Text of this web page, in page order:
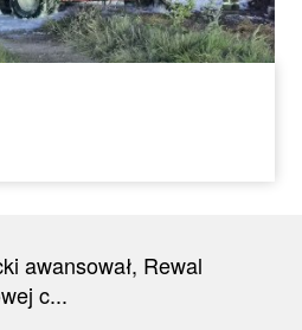
awansował, Rewal
c...